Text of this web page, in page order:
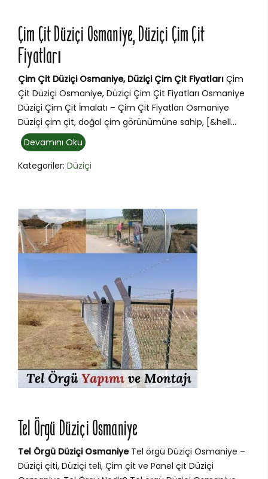
Çim Çit Düziçi Osmaniye, Düziçi Çim Çit
Fiyatları
Çim Çit Düziçi Osmaniye, Düziçi Çim Çit Fiyatları Çim
Çit Düziçi Osmaniye, Düziçi Çim Çit Fiyatları Osmaniye
Düziçi Çim Çit İmalatı – Çim Çit Fiyatları Osmaniye
Düziçi çim çit, doğal çim görünümüne sahip, [&hell...
Devamını Oku
Kategoriler: Düziçi
Tel Örgü Düziçi Osmaniye
Tel Örgü Düziçi OsmaniyeTel örgü Düziçi Osmaniye –
Düziçi çiti, Düziçi teli, Çim çit ve Panel çit Düziçi